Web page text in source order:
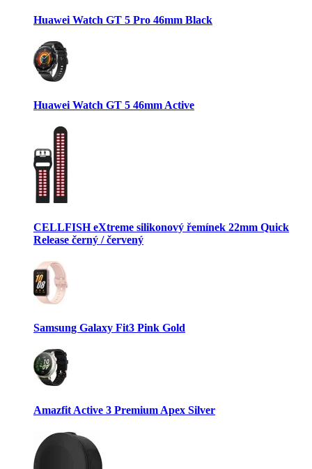
Huawei Watch GT 5 Pro 46mm Black
Huawei Watch GT 5 46mm Active
CELLFISH eXtreme silikonový řemínek 22mm Quick
Release černý / červený
Samsung Galaxy Fit3 Pink Gold
Amazfit Active 3 Premium Apex Silver